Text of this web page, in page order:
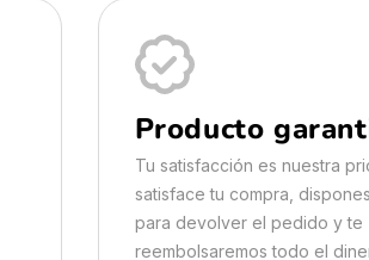
Producto
Tu satisfacción es nuestra
satisface tu compra,
para devolver el pedido y te
reembolsaremos todo el